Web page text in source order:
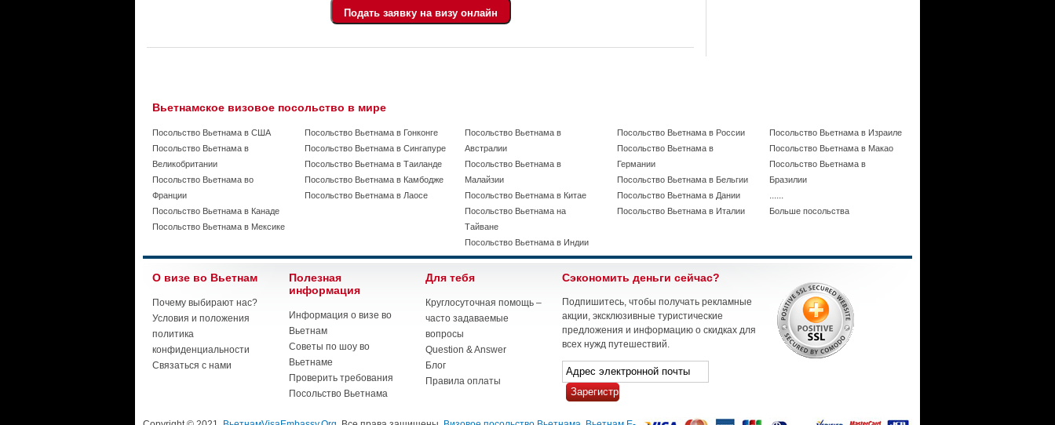
Вьетнамское визовое посольство в мире
Посольство Вьетнама в США
Посольство Вьетнама в
Великобритании
Посольство Вьетнама во
Франции
Посольство Вьетнама в Канаде
Посольство Вьетнама в Мексике
Посольство Вьетнама в Гонконге
Посольство Вьетнама в Сингапуре
Посольство Вьетнама в Таиланде
Посольство Вьетнама в Камбодже
Посольство Вьетнама в Лаосе
Посольство Вьетнама в
Австралии
Посольство Вьетнама в
Малайзии
Посольство Вьетнама в Китае
Посольство Вьетнама на
Тайване
Посольство Вьетнама в Индии
Посольство Вьетнама в России
Посольство Вьетнама в
Германии
Посольство Вьетнама в Бельгии
Посольство Вьетнама в Дании
Посольство Вьетнама в Италии
Посольство Вьетнама в Израиле
Посольство Вьетнама в Макао
Посольство Вьетнама в
Бразилии
Больше посольства
О визе во Вьетнам
Почему выбирают нас?
Условия и положения
политика
конфиденциальности
Связаться с нами
Полезная
информация
Информация о визе во
Вьетнам
Советы по шоу во
Вьетнаме
Проверить требования
Посольство Вьетнама
Для тебя
Круглосуточная помощь –
часто задаваемые
вопросы
Question & Answer
Блог
Правила оплаты
Сэкономить деньги сейчас?
Подпишитесь, чтобы получать рекламные
акции, эксклюзивные туристические
предложения и информацию о скидках для
всех нужд путешествий.